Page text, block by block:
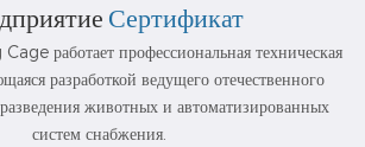
Сертификат
работает профессиональная техническая
разработкой ведущего отечественного
животных и автоматизированных
систем снабжения.